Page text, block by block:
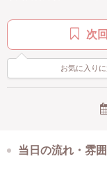
7/5・19 裁縫レッスン
7/26 完成披露ランチ会
☆すべて金曜日
☆時間は、
6/28は11:30〜14:00まで
レッスンの日（7/5・19
いてもかまいません。
※お申し込みは全日程参
次
お気に入り
当日の流れ・雰